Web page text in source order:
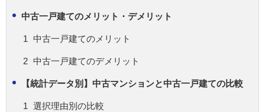
中古一戸建てのメリット・デメリット
中古一戸建てのメリット
中古一戸建てのデメリット
【統計データ別】中古マンションと中古一戸建ての比較
選択理由別の比較